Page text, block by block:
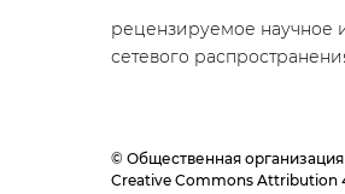
рецензируемое научное
сетевого
© Общественная
Creative Commons Attribution